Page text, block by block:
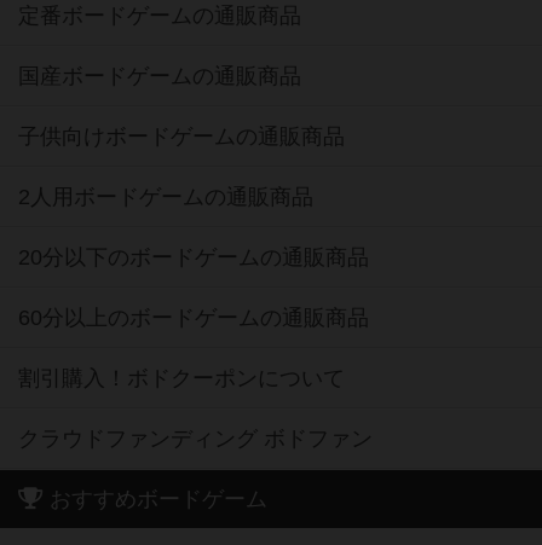
定番ボードゲームの通販商品
国産ボードゲームの通販商品
子供向けボードゲームの通販商品
2人用ボードゲームの通販商品
20分以下のボードゲームの通販商品
60分以上のボードゲームの通販商品
割引購入！ボドクーポンについて
クラウドファンディング ボドファン
おすすめボードゲーム